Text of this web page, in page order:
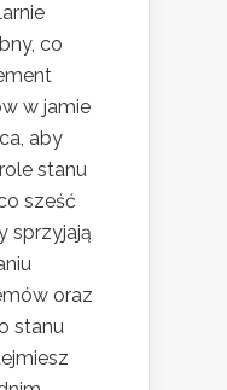
co
w jamie
aby
stanu
sześć
sprzyjają
oraz
stanu